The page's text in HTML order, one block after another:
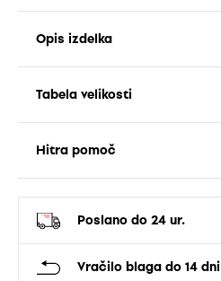
Poslano do 24 ur.
Vračilo blaga do 14 dni
Opis izdelka
Tabela velikosti
Hitra pomoč